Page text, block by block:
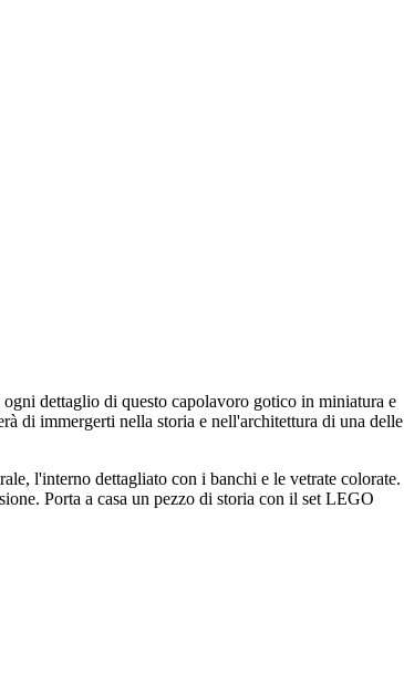
dettaglio di questo capolavoro gotico in miniatura e
di immergerti nella storia e nell'architettura di una delle
l'interno dettagliato con i banchi e le vetrate colorate.
Porta a casa un pezzo di storia con il set LEGO